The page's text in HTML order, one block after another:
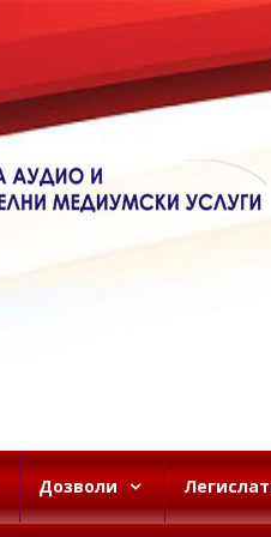
Дозволи